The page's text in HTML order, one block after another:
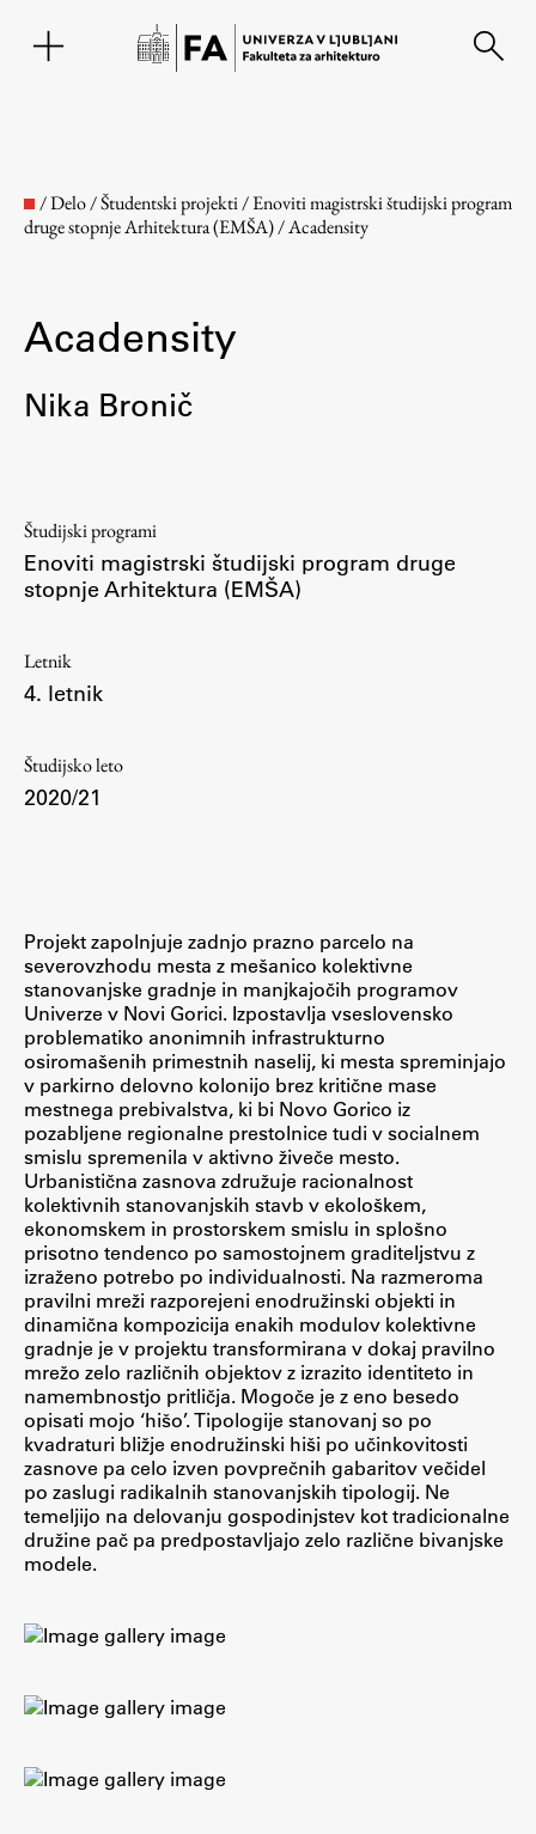
Osebje
Organiziranost
Knjižnica
Mednarodno sodelovanje
Konzorciji
Tržna dejavnost
Intranet UL
Osebni portal FIORI
Spletni arhiv DEPO
Študij
Predstavitev študija
Študentske informacije
Urniki
Študijski programi
Predmeti
Izbirni moduli EMŠA
Vpis
Zaključek študija
Mednarodne izmenjave
Študijske prakse
ŠIS (SI)
/Delo/Študentski projekti/Enoviti magistrski študijski program
druge stopnje Arhitektura (EMŠA)/Acadensity
Acadensity
Nika Bronič
Študijski programi
Enoviti magistrski študijski program druge
stopnje Arhitektura (EMŠA)
Letnik
4. letnik
Študijsko leto
2020/21
Projekt zapolnjuje zadnjo prazno parcelo na
severovzhodu mesta z mešanico kolektivne
stanovanjske gradnje in manjkajočih programov
Univerze v Novi Gorici. Izpostavlja vseslovensko
problematiko anonimnih infrastrukturno
osiromašenih primestnih naselij, ki mesta spreminjajo
v parkirno delovno kolonijo brez kritične mase
mestnega prebivalstva, ki bi Novo Gorico iz
pozabljene regionalne prestolnice tudi v socialnem
smislu spremenila v aktivno živeče mesto.
Urbanistična zasnova združuje racionalnost
kolektivnih stanovanjskih stavb v ekološkem,
ekonomskem in prostorskem smislu in splošno
prisotno tendenco po samostojnem graditeljstvu z
izraženo potrebo po individualnosti. Na razmeroma
pravilni mreži razporejeni enodružinski objekti in
dinamična kompozicija enakih modulov kolektivne
gradnje je v projektu transformirana v dokaj pravilno
mrežo zelo različnih objektov z izrazito identiteto in
namembnostjo pritličja. Mogoče je z eno besedo
opisati mojo ‘hišo’. Tipologije stanovanj so po
kvadraturi bližje enodružinski hiši po učinkovitosti
zasnove pa celo izven povprečnih gabaritov večidel
po zaslugi radikalnih stanovanjskih tipologij. Ne
temeljijo na delovanju gospodinjstev kot tradicionalne
družine pač pa predpostavljajo zelo različne bivanjske
modele.